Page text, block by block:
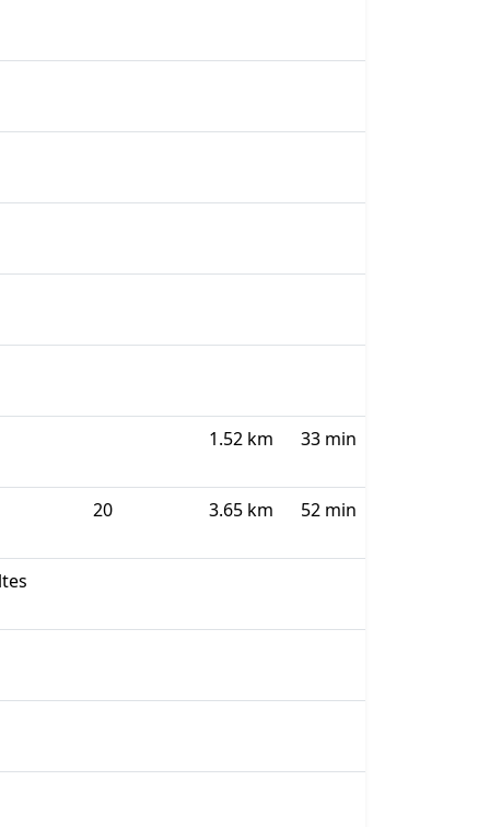
1.52 km 33 min
20 3.65 km 52 min